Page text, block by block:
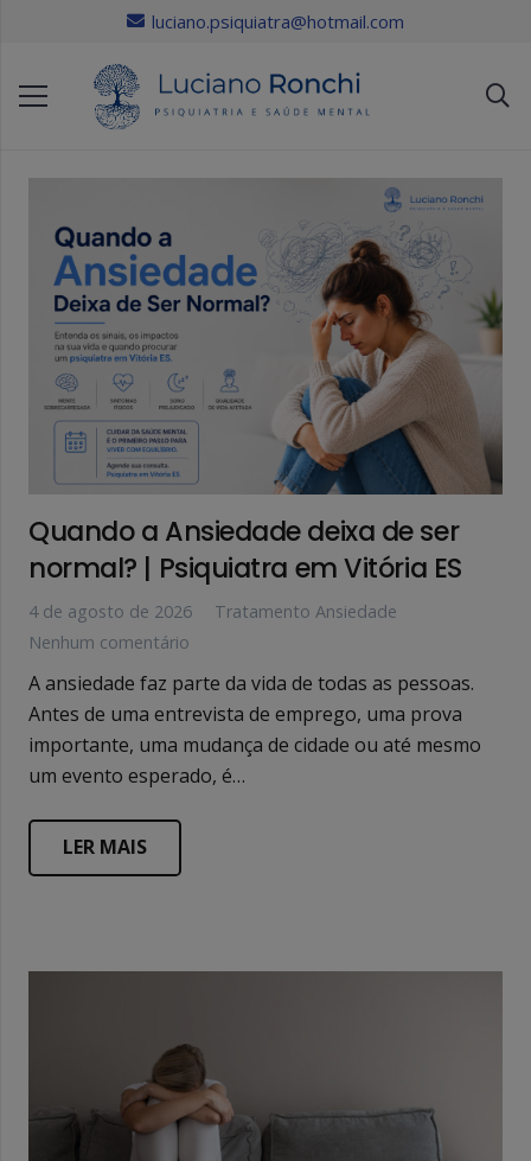
luciano.psiquiatra@hotmail.com
Quando a Ansiedade deixa de ser
normal? | Psiquiatra em Vitória ES
4 de agosto de 2026
Tratamento Ansiedade
Nenhum comentário
A ansiedade faz parte da vida de todas as pessoas.
Antes de uma entrevista de emprego, uma prova
importante, uma mudança de cidade ou até mesmo
um evento esperado, é…
LER MAIS